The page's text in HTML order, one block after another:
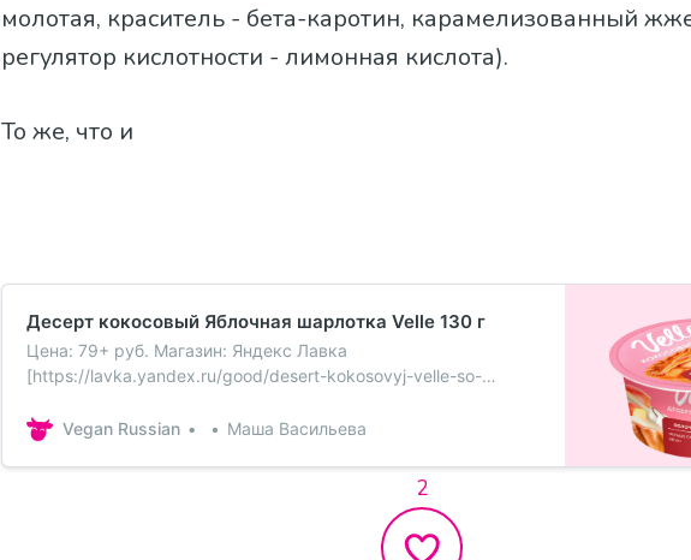
молотая, краситель - бета-каротин, карамелизованный
регулятор кислотности - лимонная кислота).
То же, что и
Десерт кокосовый Яблочная шарлотка Velle 130 г
Цена: 79+ руб. Магазин: Яндекс Лавка
[https://lavka.yandex.ru/good/desert-kokosovyj-velle-so-
Дикси, Пятёрочка, Перекрёсток, METRO CC, Ярче!, Окей,
паста кокосовая, масло кокосовое рафинированное
отбеленное дезодорированное, сахар, регулятор
кислотности: молочная кислота; соль пищевая морская,
ароматизатор натуральный, веганская закваска
Vegan Russian Маша Васильева
2